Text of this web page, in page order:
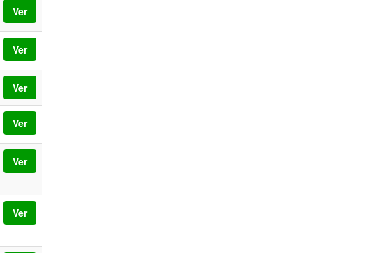
Ver
Ver
Ver
Ver
Ver
Ver